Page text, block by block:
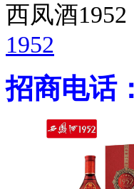
西凤酒
1952
招商电话